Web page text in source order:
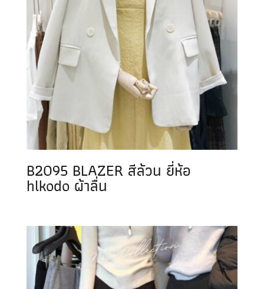
B2095 BLAZER สีล้วน ยี่ห้อ
hlkodo ผ้าลื่น